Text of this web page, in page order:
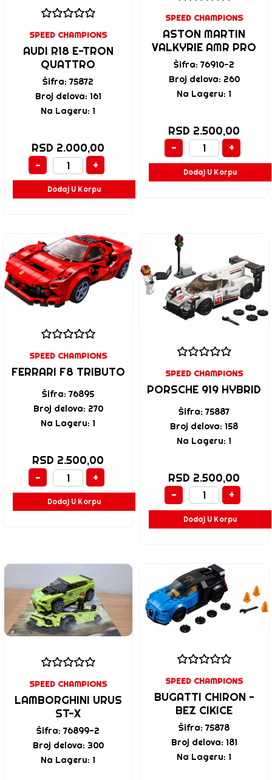
SPEED CHAMPIONS
AUDI R18 E-TRON
QUATTRO
Šifra: 75872
Broj delova: 161
Na Lageru: 1
RSD 2.000,00
-
+
Dodaj U Korpu
SPEED CHAMPIONS
ASTON MARTIN
VALKYRIE AMR PRO
Šifra: 76910-2
Broj delova: 260
Na Lageru: 1
RSD 2.500,00
-
+
Dodaj U Korpu
SPEED CHAMPIONS
FERRARI F8 TRIBUTO
Šifra: 76895
Broj delova: 270
Na Lageru: 1
RSD 2.500,00
-
+
Dodaj U Korpu
SPEED CHAMPIONS
PORSCHE 919 HYBRID
Šifra: 75887
Broj delova: 158
Na Lageru: 1
RSD 2.500,00
-
+
Dodaj U Korpu
SPEED CHAMPIONS
LAMBORGHINI URUS
ST-X
Šifra: 76899-2
Broj delova: 300
Na Lageru: 1
SPEED CHAMPIONS
BUGATTI CHIRON -
BEZ CIKICE
Šifra: 75878
Broj delova: 181
Na Lageru: 1